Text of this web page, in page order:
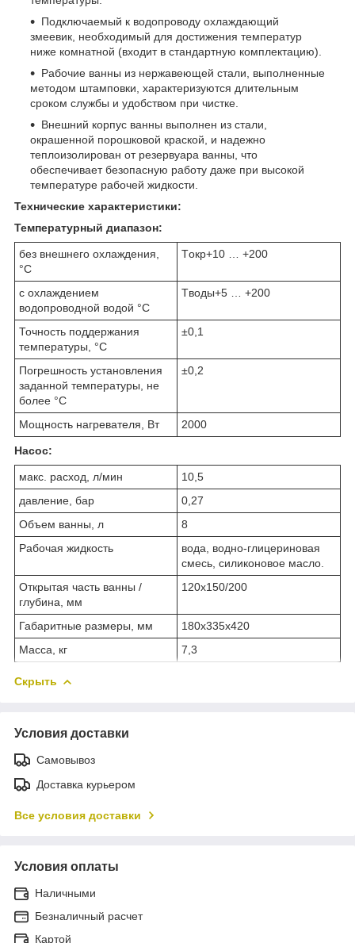
Подключаемый к водопроводу охлаждающий
змеевик, необходимый для достижения температур
ниже комнатной (входит в стандартную комплектацию).
Рабочие ванны из нержавеющей стали, выполненные
методом штамповки, характеризуются длительным
сроком службы и удобством при чистке.
Внешний корпус ванны выполнен из стали,
окрашенной порошковой краской, и надежно
теплоизолирован от резервуара ванны, что
обеспечивает безопасную работу даже при высокой
температуре рабочей жидкости.
Технические характеристики:
Температурный диапазон:
без внешнего охлаждения,
°С
Tокр+10 … +200
с охлаждением
водопроводной водой °С
Tводы+5 … +200
Точность поддержания
температуры, °С
±0,1
Погрешность установления
заданной температуры, не
более °С
±0,2
Мощность нагревателя, Вт 2000
Насос:
макс. расход, л/мин
10,5
давление, бар
0,27
Объем ванны, л
8
Рабочая жидкость
вода, водно-глицериновая
смесь, силиконовое масло.
Открытая часть ванны /
глубина, мм
120х150/200
Габаритные размеры, мм
180х335х420
Масса, кг
7,3
Скрыть
Условия доставки
Самовывоз
Доставка курьером
Все условия доставки
Условия оплаты
Наличными
Безналичный расчет
Картой